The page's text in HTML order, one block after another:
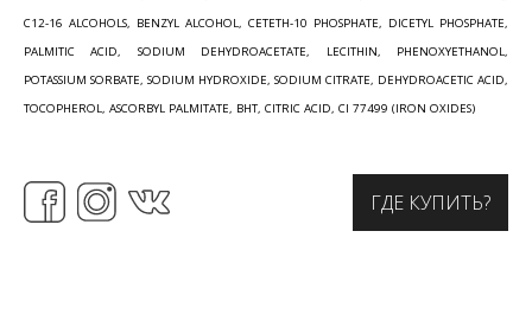
C12-16 ALCOHOLS, BENZYL ALCOHOL, CETETH-10 PHOSPHATE, DICETYL PHOSPHATE,
PALMITIC ACID, SODIUM DEHYDROACETATE, LECITHIN, PHENOXYETHANOL,
POTASSIUM SORBATE, SODIUM HYDROXIDE, SODIUM CITRATE, DEHYDROACETIC ACID,
TOCOPHEROL, ASCORBYL PALMITATE, BHT, CITRIC ACID, CI 77499 (IRON OXIDES)
ГДЕ КУПИТЬ?